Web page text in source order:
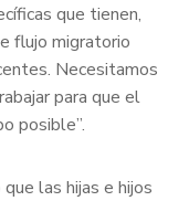
que tienen,
flujo migratorio
Necesitamos
para que el
posible”.
las hijas e hijos